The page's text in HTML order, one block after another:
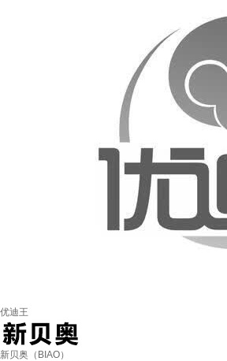
优迪王
新贝奥（BIAO）